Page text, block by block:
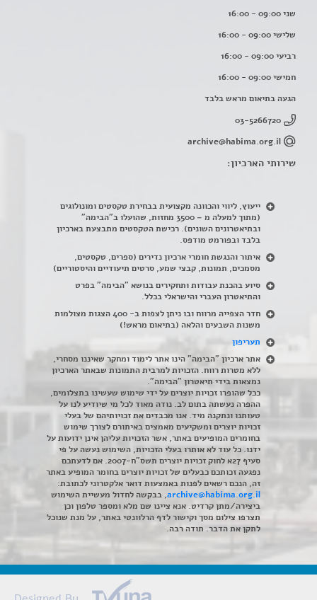
שני 09:00 - 16:00
שלישי 09:00 - 16:00
רביעי 09:00 - 16:00
חמישי 09:00 - 16:00
הגעה בתיאום מראש בלבד
03-5266720
archive@habima.org.il
שירותי הארכיון:
ייעוץ, ליווי והכוונה מקצועית בבחירת טקסטים ומונולוגים
(מתוך למעלה מ – 3500 מחזות, שהועלו ב"הבימה"
ובתיאטרונים השונים). רכישת הטקסטים מתבצעת בארכיון
בלבד ובפורמט מודפס.
איתור והנגשת חומרי ארכיון נדירים (ספרים, טקסטים,
מסמכים, תמונות, קבצי שמע, סרטים תיעודיים והיסטוריים)
סיוע בהכנת עבודות ותחקירים בנושא "הבימה" בפרט
והתיאטרון העברי והישראלי בכלל.
חדר הצפייה מרווח ובו ניתן לצפות ב- 400 הצגות מצולמות
משנות השבעים והלאה (בתיאום מראש!)
תעריפון
אתר ארכיון "הבימה" הינו אתר לימוד ומחקר שאיננו מסחרי,
ללא מטרות רווח. הזכויות למרבית התמונות שבאתר הארכיון
נמצאות בידי תיאטרון "הבימה".
ככל שהופרו זכויות יוצרים על ידי שימוש שעשינו בתצלומים,
ההפרה נעשתה בתום לב. נודה מאוד לכל מי שיודיע לנו על
טעותנו ונתקנה מיד. אנו מכבדים את זכויותיהם של בעלי
זכויות יוצרים ומשקיעים מאמצים באיתורם לצורך שימוש
בחומרים המופיעים באתר, אשר הזכויות עליהן אינן ידועות על
ידנו. כל עוד לא אותרו בעלי הזכויות, השימוש נעשה על פי
סעיף 27א לחוק זכויות יוצרים תשס"ח-2007. אם לדעתכם
נפגעה זכותכם כבעלים של זכויות יוצרים בחומר המופיע באתר
זה, הנכם רשאים לפנות באמצעות דואר אלקטרוני לכתובת:
archive@habima.org.il, בבקשה לחדול מעשיית השימוש
ביצירה/מתן קרדיט. אנא ציינו שם מלא ומספר טלפון וכן
תצרפו צילום מסך וקישור לדף הרלוונטי באתר, על מנת שנוכל
לתקן את הדבר. תודה רבה.